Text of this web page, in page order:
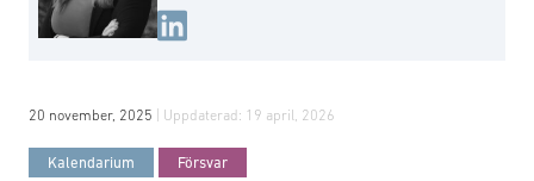
20 november, 2025 | Uppdaterad: 19 april, 2026
Kalendarium Försvar